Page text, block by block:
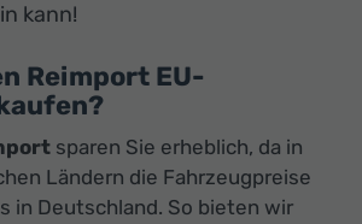
kann!
Reimport EU-
sparen Sie erheblich, da in
Ländern die Fahrzeugpreise
in Deutschland. So bieten wir